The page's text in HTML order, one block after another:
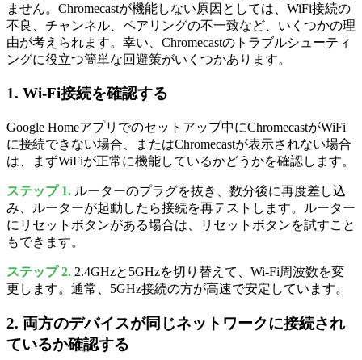
ません。Chromecastが機能しない原因としては、WiFi接続の
不良、チャンネル、ペアリングの不一致など、いくつかの理
由が考えられます。幸い、Chromecastのトラブルシューティ
ングに役立つ簡単な回避策がいくつかあります。
1. Wi-Fi接続を確認する
Google Homeアプリでのセットアップ中にChromecastがWiFi
に接続できない場合、またはChromecastが表示されない場合
は、まずWiFiが正常に機能しているかどうかを確認します。
ステップ 1. ルーターのプラグを抜き、数分後に再度差し込
み、ルーターが起動したら接続を再テストします。ルーター
にリセットボタンがある場合は、リセットボタンを試すこと
もできます。
ステップ 2. 2.4GHzと5GHzを切り替えて、Wi-Fi周波数を変
更します。通常、5GHz接続の方が高速で安定しています。
2. 両方のデバイスが同じネットワークに接続され
ているか確認する